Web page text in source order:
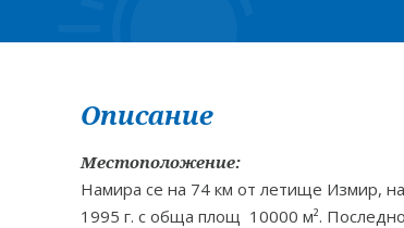
Описание
Местоположение:
Намира се на 74 км от летище Измир,
1995 г. с обща площ 10000 м².